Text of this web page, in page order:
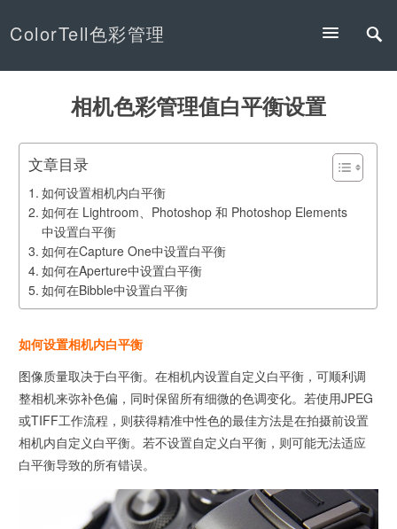
ColorTell色彩管理
相机色彩管理值白平衡设置
文章目录
如何设置相机内白平衡
如何在 Lightroom、Photoshop 和 Photoshop Elements
中设置白平衡
如何在Capture One中设置白平衡
如何在Aperture中设置白平衡
如何在Bibble中设置白平衡
如何设置相机内白平衡
图像质量取决于白平衡。在相机内设置自定义白平衡，可顺利调
整相机来弥补色偏，同时保留所有细微的色调变化。若使用JPEG
或TIFF工作流程，则获得精准中性色的最佳方法是在拍摄前设置
相机内自定义白平衡。若不设置自定义白平衡，则可能无法适应
白平衡导致的所有错误。